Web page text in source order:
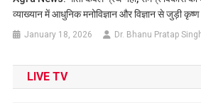
व्याख्यान में आधुनिक मनोविज्ञान और विज्ञान से जुड़ी कृष्ण
January 18, 2026 Dr. Bhanu Pratap
LIVE TV